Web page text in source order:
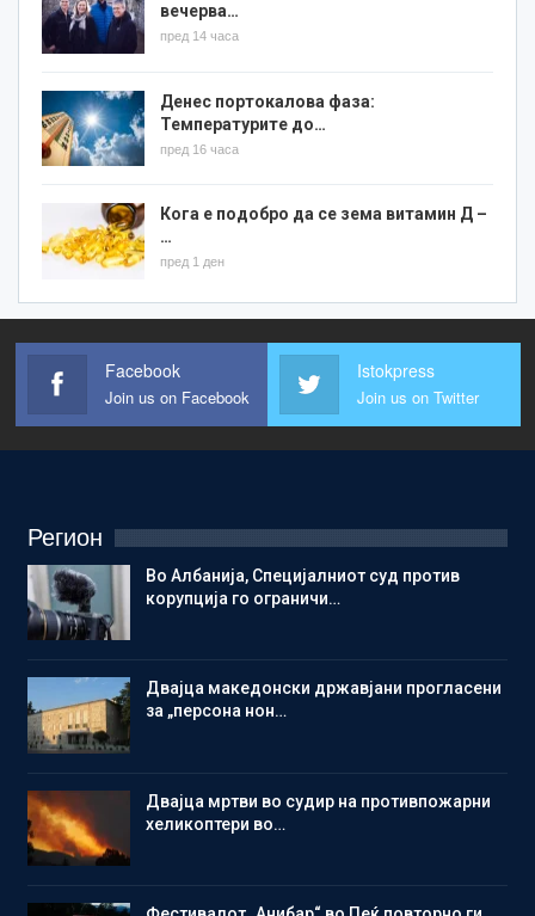
вечерва…
пред 14 часа
Денес портокалова фаза:
Температурите до…
пред 16 часа
Кога е подобро да се зема витамин Д –
…
пред 1 ден
Facebook
Join us on Facebook
Istokpress
Join us on Twitter
Регион
Во Албанија, Специјалниот суд против
корупција го ограничи…
Двајца македонски државјани прогласени
за „персона нон…
Двајца мртви во судир на противпожарни
хеликоптери во…